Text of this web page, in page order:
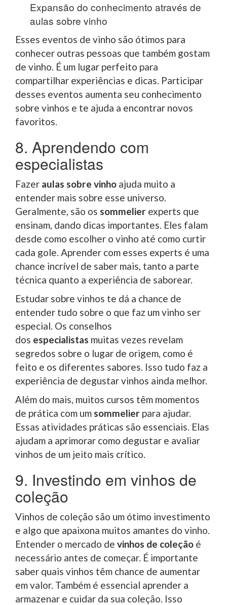
Expansão do conhecimento através de
aulas sobre vinho
Esses eventos de vinho são ótimos para
conhecer outras pessoas que também gostam
de vinho. É um lugar perfeito para
compartilhar experiências e dicas. Participar
desses eventos aumenta seu conhecimento
sobre vinhos e te ajuda a encontrar novos
favoritos.
8. Aprendendo com
especialistas
Fazer aulas sobre vinho ajuda muito a
entender mais sobre esse universo.
Geralmente, são os sommelier experts que
ensinam, dando dicas importantes. Eles falam
desde como escolher o vinho até como curtir
cada gole. Aprender com esses experts é uma
chance incrível de saber mais, tanto a parte
técnica quanto a experiência de saborear.
Estudar sobre vinhos te dá a chance de
entender tudo sobre o que faz um vinho ser
especial. Os conselhos
dos especialistas muitas vezes revelam
segredos sobre o lugar de origem, como é
feito e os diferentes sabores. Isso tudo faz a
experiência de degustar vinhos ainda melhor.
Além do mais, muitos cursos têm momentos
de prática com um sommelier para ajudar.
Essas atividades práticas são essenciais. Elas
ajudam a aprimorar como degustar e avaliar
vinhos de um jeito mais crítico.
9. Investindo em vinhos de
coleção
Vinhos de coleção são um ótimo investimento
e algo que apaixona muitos amantes do vinho.
Entender o mercado de vinhos de coleção é
necessário antes de começar. É importante
saber quais vinhos têm chance de aumentar
em valor. Também é essencial aprender a
armazenar e cuidar da sua coleção. Isso